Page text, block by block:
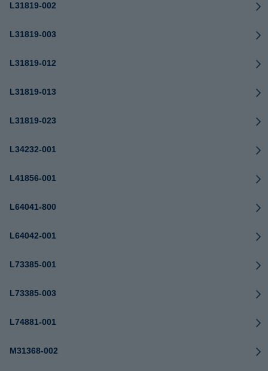
L31819-002
L31819-003
L31819-012
L31819-013
L31819-023
L34232-001
L41856-001
L64041-800
L64042-001
L73385-001
L73385-003
L74881-001
M31368-002